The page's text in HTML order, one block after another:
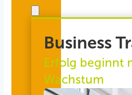
Business
Erfolg beginnt
Wachstum